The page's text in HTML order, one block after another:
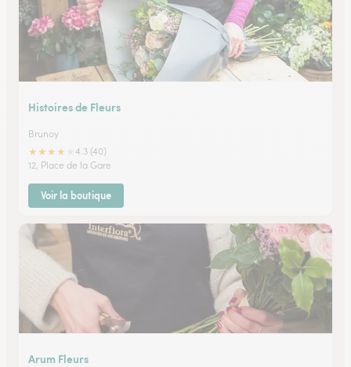
Histoires de Fleurs
Brunoy
★★★★
4.3 (40)
12, Place de la Gare
Voir la boutique
Arum Fleurs